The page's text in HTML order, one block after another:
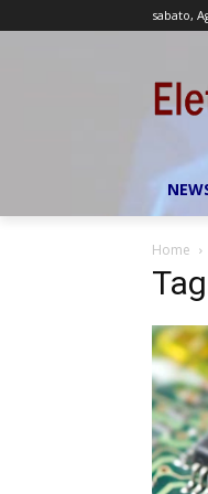
sabato,
Home